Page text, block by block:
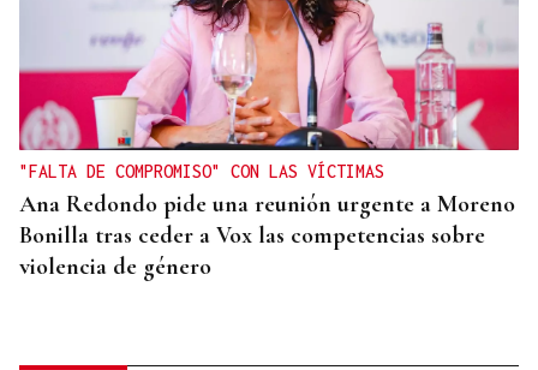
"FALTA DE COMPROMISO" CON LAS VÍCTIMAS
Ana Redondo pide una reunión urgente a Moreno
Bonilla tras ceder a Vox las competencias sobre
violencia de género